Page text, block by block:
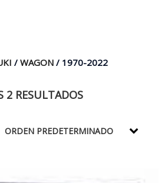
/ WAGON / 1970-2022
2 RESULTADOS